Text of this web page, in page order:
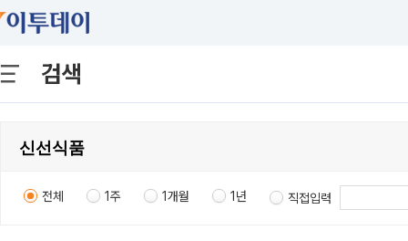
검색
전체 1주 1개월 1년 직접입력